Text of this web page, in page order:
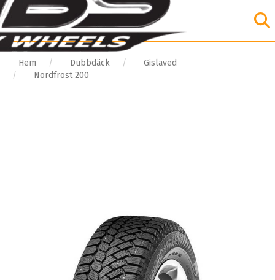
Hem Dubbdäck
Gislaved
Nordfrost 200